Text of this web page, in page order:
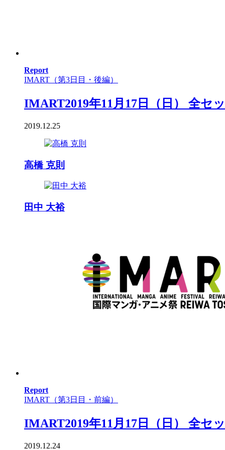
Report
IMART（第3日目・後編）
IMART2019年11月17日（日） 全セ
2019.12.25
高橋 克則
田中 大裕
Report
IMART（第3日目・前編）
IMART2019年11月17日（日） 全セ
2019.12.24